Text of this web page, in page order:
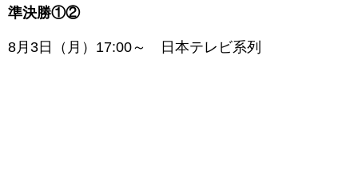
準決勝①②
8月3日（月）17:00～ 日本テレビ系列